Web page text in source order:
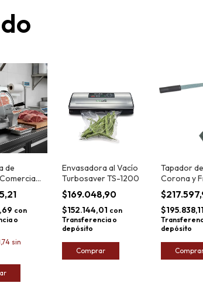
de
Mm
con
o
sin
Envasadora al Vacío
Turbosaver TS-1200
$169.048,90
$152.144,01 con
Transferencia o
depósito
Comprar
Tapador
Corona y
Cimbra
$195.838,11
depósito